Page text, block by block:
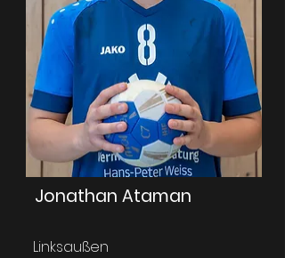
Jonathan Ataman
Linksaußen